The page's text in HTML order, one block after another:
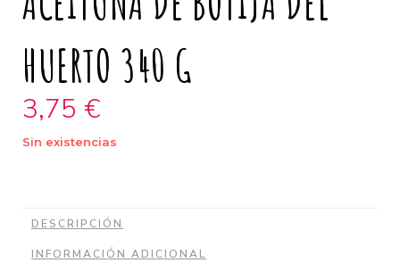
HUERTO 340 G
3,75 €
Sin existencias
DESCRIPCIÓN
INFORMACIÓN ADICIONAL